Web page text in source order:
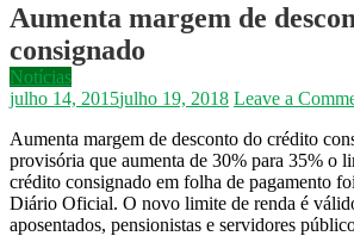
Aumenta margem de
consignado
Notícias
julho 14, 2015julho 19, 2018 Leave a
Aumenta margem de desconto do crédito
provisória que aumenta de 30% para 35% o
crédito consignado em folha de pagamento
Diário Oficial. O novo limite de renda é
aposentados, pensionistas e servidores